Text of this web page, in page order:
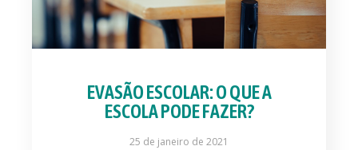
EVASÃO ESCOLAR: O QUE A
ESCOLA PODE FAZER?
25 de janeiro de 2021